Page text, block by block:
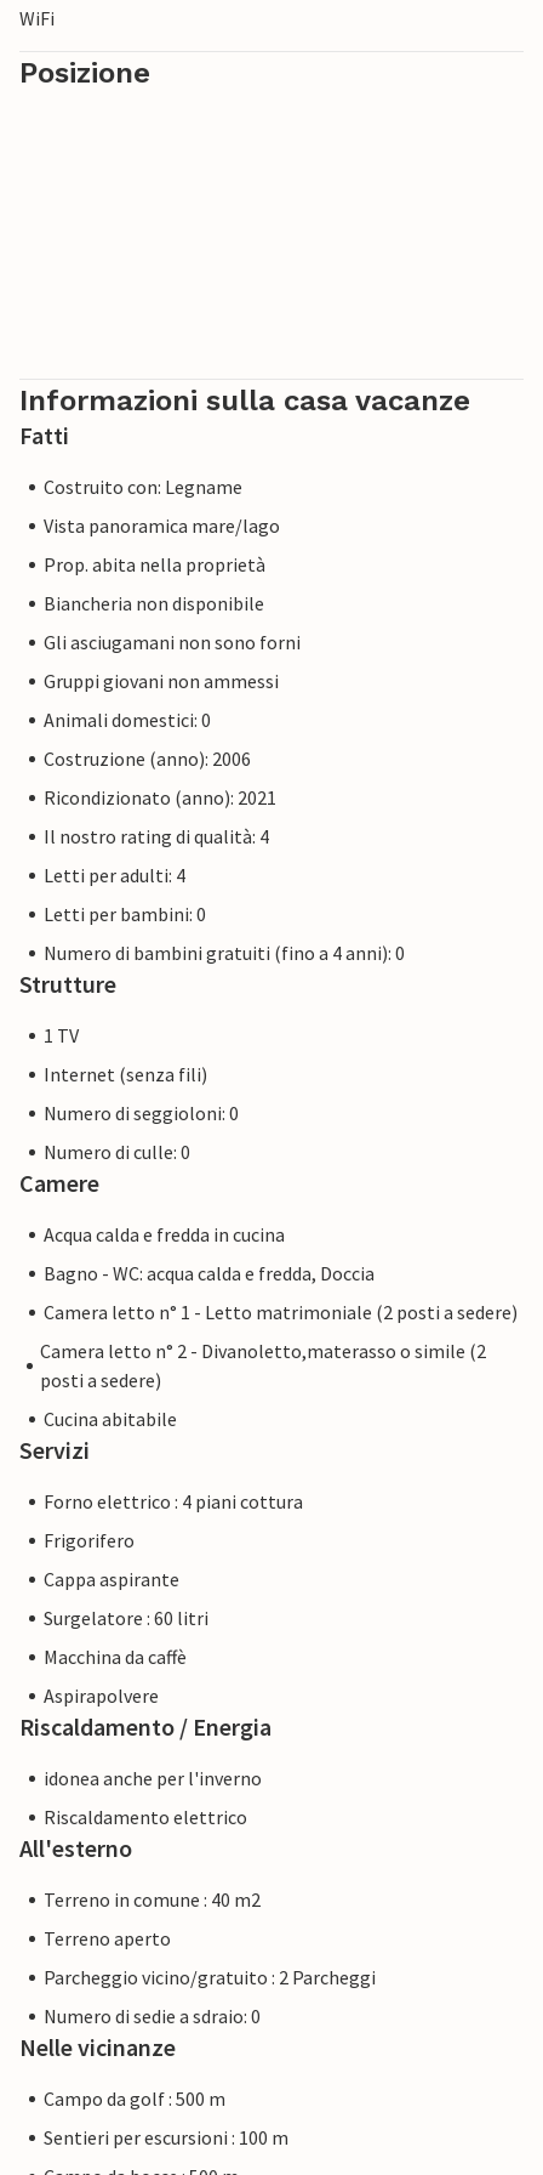
WiFi
Posizione
Informazioni sulla casa vacanze
Fatti
Costruito con: Legname
Vista panoramica mare/lago
Prop. abita nella proprietà
Biancheria non disponibile
Gli asciugamani non sono forni
Gruppi giovani non ammessi
Animali domestici: 0
Costruzione (anno): 2006
Ricondizionato (anno): 2021
Il nostro rating di qualità: 4
Letti per adulti: 4
Letti per bambini: 0
Numero di bambini gratuiti (fino a 4 anni): 0
Strutture
1 TV
Internet (senza fili)
Numero di seggioloni: 0
Numero di culle: 0
Camere
Acqua calda e fredda in cucina
Bagno - WC: acqua calda e fredda, Doccia
Camera letto n° 1 - Letto matrimoniale (2 posti a sedere)
Camera letto n° 2 - Divanoletto,materasso o simile (2
posti a sedere)
Cucina abitabile
Servizi
Forno elettrico : 4 piani cottura
Frigorifero
Cappa aspirante
Surgelatore : 60 litri
Macchina da caffè
Aspirapolvere
Riscaldamento / Energia
idonea anche per l'inverno
Riscaldamento elettrico
All'esterno
Terreno in comune : 40 m2
Terreno aperto
Parcheggio vicino/gratuito : 2 Parcheggi
Numero di sedie a sdraio: 0
Nelle vicinanze
Campo da golf : 500 m
Sentieri per escursioni : 100 m